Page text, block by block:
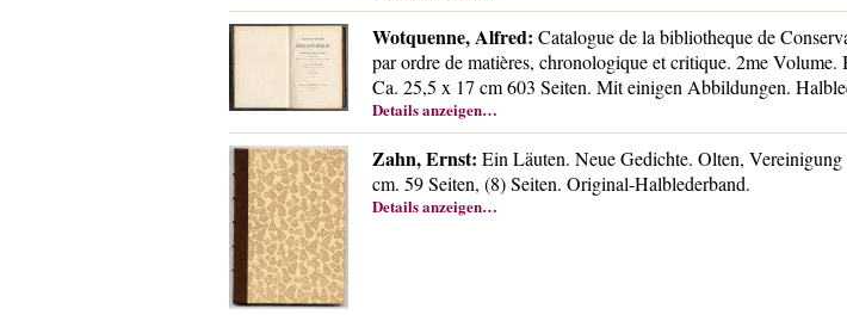
Wotquenne, Alfred: Catalogue de la bibliotheque de
par ordre de matières, chronologique et critique. 2me
Ca. 25,5 x 17 cm 603 Seiten. Mit einigen Abbildungen.
Details anzeigen…
Zahn, Ernst: Ein Läuten. Neue Gedichte. Olten,
cm. 59 Seiten, (8) Seiten. Original-Halblederband.
Details anzeigen…